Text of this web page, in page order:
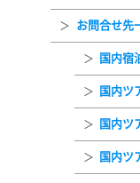
お問合せ先
国内宿
国内ツ
国内ツ
国内ツ